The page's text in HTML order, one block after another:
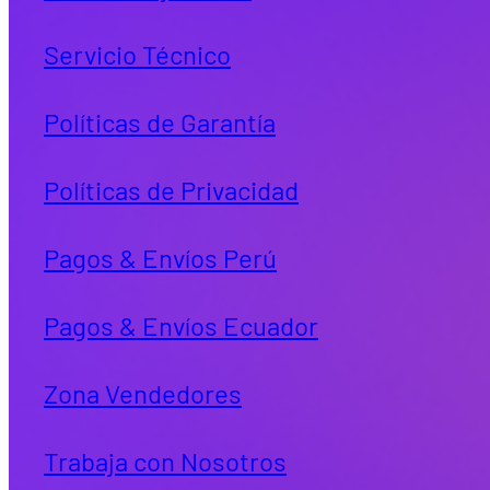
Servicio Técnico
Políticas de Garantía
Políticas de Privacidad
Pagos & Envíos Perú
Pagos & Envíos Ecuador
Zona Vendedores
Trabaja con Nosotros